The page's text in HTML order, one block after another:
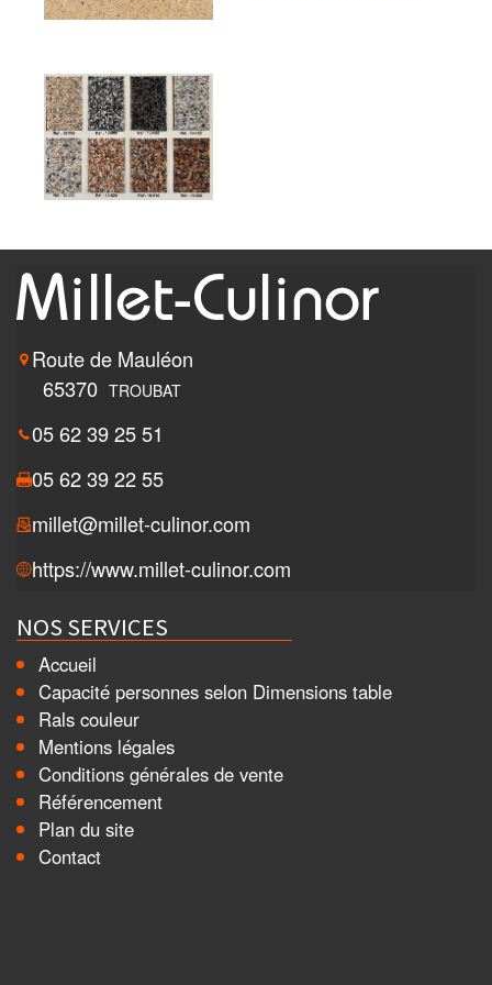
Route de Mauléon
65370 TROUBAT
05 62 39 25 51
05 62 39 22 55
millet@millet-culinor.com
https://www.millet-culinor.com
NOS SERVICES
Accueil
Capacité personnes selon Dimensions table
Rals couleur
Mentions légales
Conditions générales de vente
Référencement
Plan du site
Contact